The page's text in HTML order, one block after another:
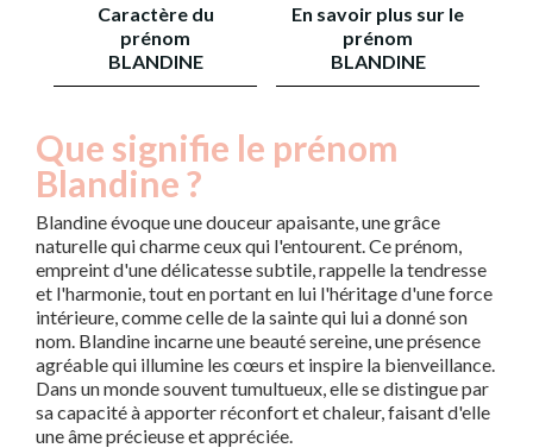
Caractère du
prénom
BLANDINE
En savoir plus sur le
prénom
BLANDINE
Que signifie le prénom
Blandine ?
Blandine évoque une douceur apaisante, une grâce
naturelle qui charme ceux qui l'entourent. Ce prénom,
empreint d'une délicatesse subtile, rappelle la tendresse
et l'harmonie, tout en portant en lui l'héritage d'une force
intérieure, comme celle de la sainte qui lui a donné son
nom. Blandine incarne une beauté sereine, une présence
agréable qui illumine les cœurs et inspire la bienveillance.
Dans un monde souvent tumultueux, elle se distingue par
sa capacité à apporter réconfort et chaleur, faisant d'elle
une âme précieuse et appréciée.